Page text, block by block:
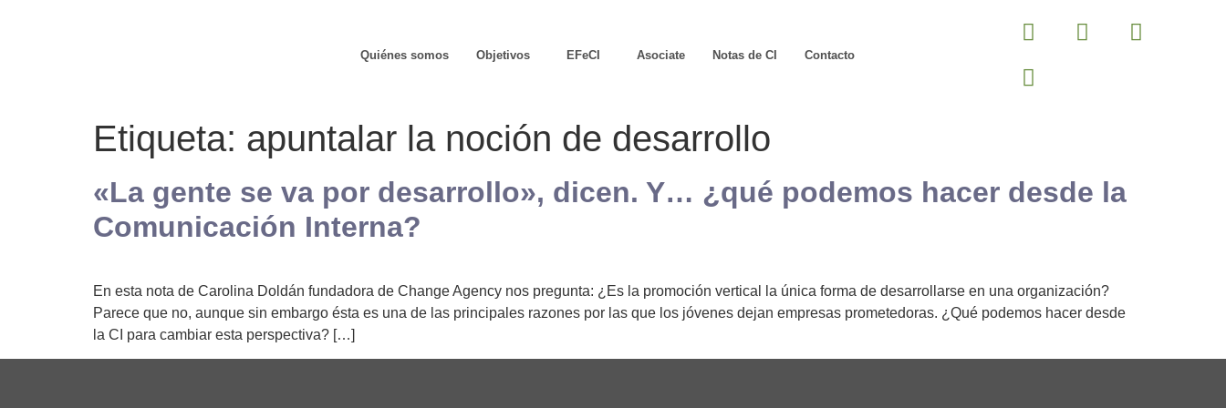
Quiénes somos Objetivos EFeCI Asociate Notas de CI Contacto
Etiqueta: apuntalar la noción de desarrollo
«La gente se va por desarrollo», dicen. Y… ¿qué podemos hacer desde la
Comunicación Interna?
En esta nota de Carolina Doldán fundadora de Change Agency nos pregunta: ¿Es la promoción vertical la única forma de desarrollarse en una organización?
Parece que no, aunque sin embargo ésta es una de las principales razones por las que los jóvenes dejan empresas prometedoras. ¿Qué podemos hacer desde
la CI para cambiar esta perspectiva? […]